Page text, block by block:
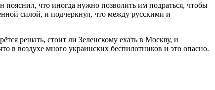
что иногда нужно позволить им подраться, чтобы
силой, и подчеркнул, что между русскими и
решать, стоит ли Зеленскому ехать в Москву, и
в воздухе много украинских беспилотников и это опасно.